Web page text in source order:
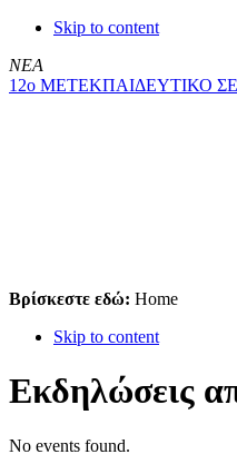
Skip to content
ΝΕΑ
12ο ΜΕΤΕΚΠΑΙΔΕΥΤΙΚΟ
Βρίσκεστε εδώ: Home
Skip to content
Εκδηλώσεις
No events found.